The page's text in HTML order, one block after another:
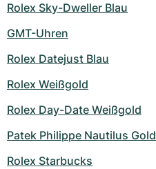
Rolex Sky-Dweller Blau
GMT-Uhren
Rolex Datejust Blau
Rolex Weißgold
Rolex Day-Date Weißgold
Patek Philippe Nautilus Gold
Rolex Starbucks